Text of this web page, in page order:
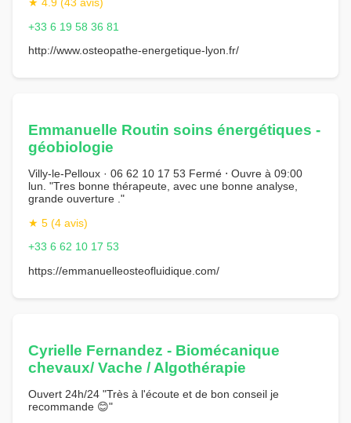
+33 6 19 58 36 81
http://www.osteopathe-energetique-lyon.fr/
Emmanuelle Routin soins énergétiques -
géobiologie
Villy-le-Pelloux · 06 62 10 17 53 Fermé ⋅ Ouvre à 09:00
lun. "Tres bonne thérapeute, avec une bonne analyse,
grande ouverture ."
★ 5 (4 avis)
+33 6 62 10 17 53
https://emmanuelleosteofluidique.com/
Cyrielle Fernandez - Biomécanique
chevaux/ Vache / Algothérapie
Ouvert 24h/24 "Très à l'écoute et de bon conseil je
recommande 😊"